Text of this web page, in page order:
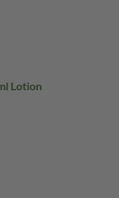
Lotion